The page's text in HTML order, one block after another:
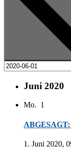
Juni 2020
Mo. 1
1. Juni 2020,